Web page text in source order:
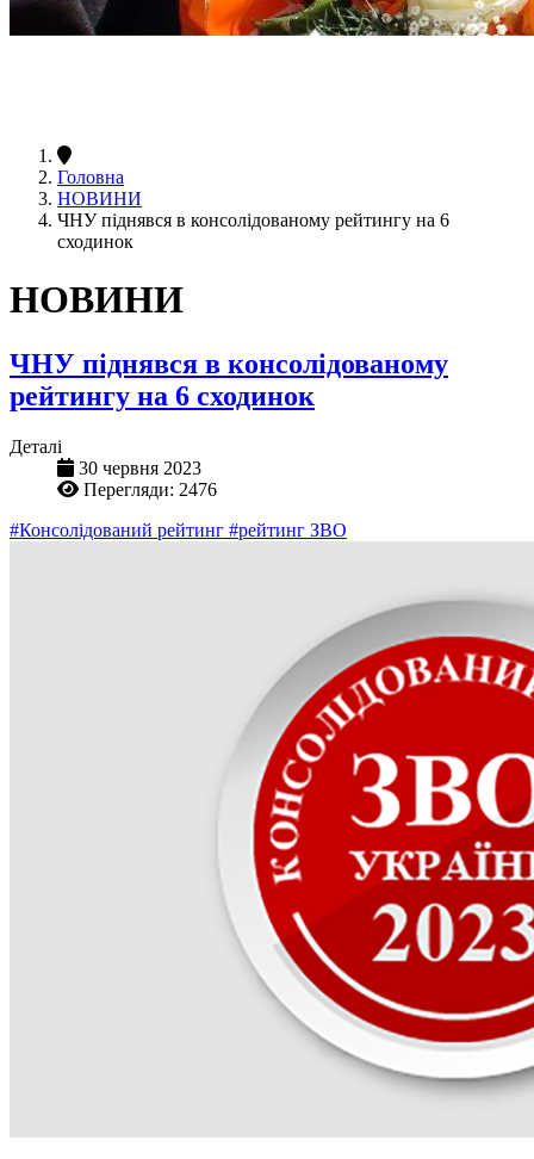
Головна
НОВИНИ
ЧНУ піднявся в консолідованому рейтингу на 6
сходинок
НОВИНИ
ЧНУ піднявся в консолідованому
рейтингу на 6 сходинок
Деталі
30 червня 2023
Перегляди: 2476
#Консолідований рейтинг #рейтинг ЗВО